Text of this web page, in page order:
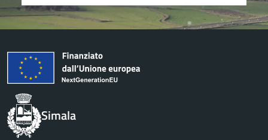
Simala